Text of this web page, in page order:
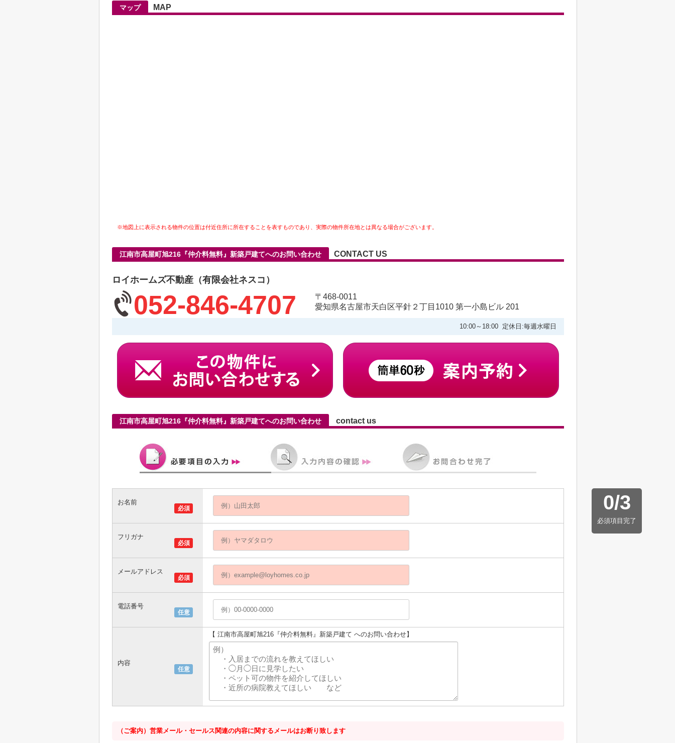
マップ MAP
※地図上に表示される物件の位置は付近住所に所在することを表すものであり、実際の物件所在地とは異なる場合がございます。
江南市高屋町旭216『仲介料無料』新築戸建てへのお問い合わせ CONTACT US
ロイホームズ不動産（有限会社ネスコ）
052-846-4707
〒468-0011
愛知県名古屋市天白区平針２丁目1010 第一小島ビル 201
10:00～18:00 定休日:毎週水曜日
江南市高屋町旭216『仲介料無料』新築戸建てへのお問い合わせ contact us
0/3
必須項目完了
必須
お名前
必須
フリガナ
必須
メールアドレス
任意
電話番号
任意
内容
【 江南市高屋町旭216『仲介料無料』新築戸建て へのお問い合わせ】
（ご案内）営業メール・セールス関連の内容に関するメールはお断り致します